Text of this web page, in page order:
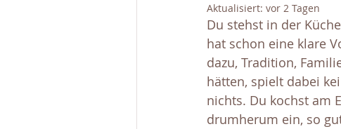
Aktualisiert: vor 2 Tagen
Du stehst in der
hat schon eine klare
dazu, Tradition,
hätten, spielt dabei
nichts. Du kochst am
drumherum ein, so